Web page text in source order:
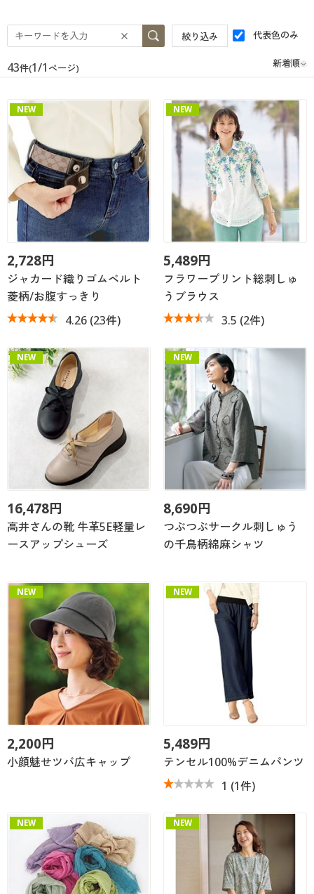
マイページ
閲覧履歴
お気に入り
サポート
ご利用ガイド
よくある質問とお問い合わせ
ご利用ガイド
よくある質問とお問い合わせ
絞り込み 代表色のみ
43件(1/1 ページ)
NEW
2,728円
ジャカード織りゴムベルト
菱柄/お腹すっきり
4.26 (23件)
NEW
5,489円
フラワープリント総刺しゅ
うブラウス
3.5 (2件)
NEW
16,478円
高井さんの靴 牛革5E軽量レ
ースアップシューズ
NEW
8,690円
つぶつぶサークル刺しゅう
の千鳥柄綿麻シャツ
NEW
2,200円
小顔魅せツバ広キャップ
NEW
5,489円
テンセル100%デニムパンツ
1 (1件)
NEW NEW